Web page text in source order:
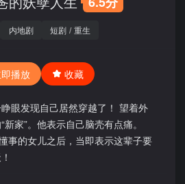
内地剧 短剧 / 重生
播放 收藏
眼发现自己居然穿越了！ 望着外
家”。他表示自己脑壳有点痛。
事的女儿之后，当即表示这辈子要